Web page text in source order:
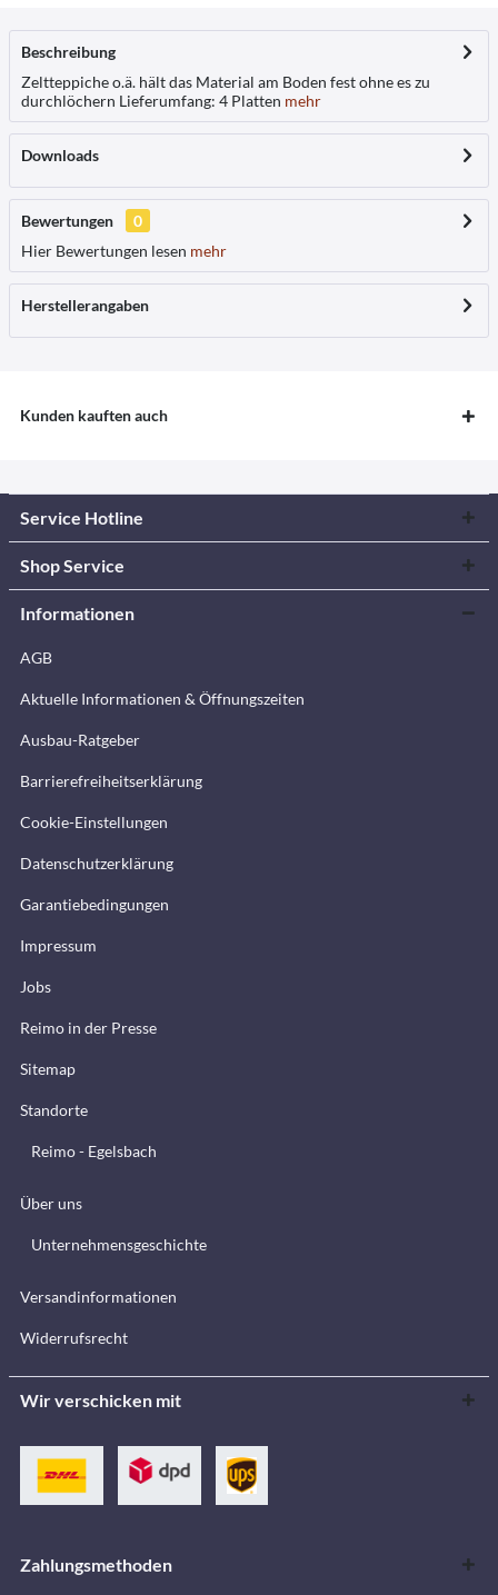
Beschreibung
Zeltteppiche o.ä. hält das Material am Boden fest ohne es zu
durchlöchern Lieferumfang: 4 Platten mehr
Downloads
Bewertungen
0
Hier Bewertungen lesen mehr
Herstellerangaben
Kunden kauften auch
Service Hotline
Shop Service
Informationen
AGB
Aktuelle Informationen & Öffnungszeiten
Ausbau-Ratgeber
Barrierefreiheitserklärung
Cookie-Einstellungen
Datenschutzerklärung
Garantiebedingungen
Impressum
Jobs
Reimo in der Presse
Sitemap
Standorte
Reimo - Egelsbach
Über uns
Unternehmensgeschichte
Versandinformationen
Widerrufsrecht
Wir verschicken mit
Zahlungsmethoden